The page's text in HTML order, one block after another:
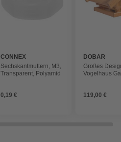
CONNEX
Sechskantmuttern, M3,
Transparent, Polyamid
0,19 €
DOBAR
Großes
Vogelhaus
119,00 €